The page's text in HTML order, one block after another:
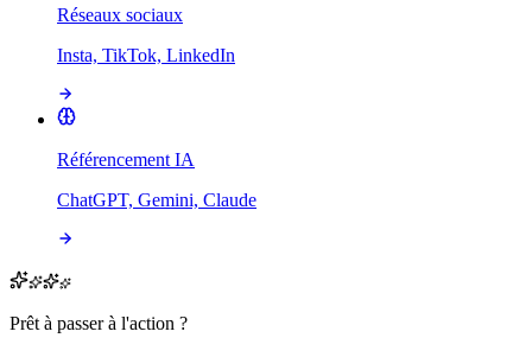
Réseaux sociaux
Insta, TikTok, LinkedIn
Référencement IA
ChatGPT, Gemini, Claude
Prêt à passer à l'action ?